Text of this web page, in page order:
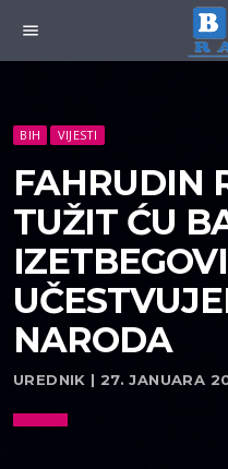
menu
BIH VIJESTI
FAHRUDIN
TUŽIT ĆU
NARODA
UREDNIK | 27. JANUARA